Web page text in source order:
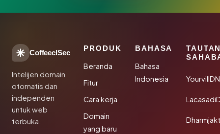
CoffeeclSec
Intelijen domain
otomatis dan
independen
untuk web
terbuka.
PRODUK
Beranda
Fitur
Cara kerja
Domain
yang baru
BAHASA
Bahasa
Indonesia